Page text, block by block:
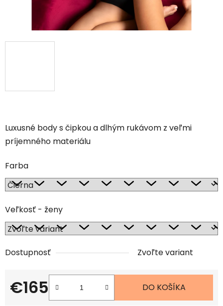
Luxusné body s čipkou a dlhým rukávom z veľmi
príjemného materiálu
Farba
Veľkosť - ženy
Dostupnosť Zvoľte variant
€165
Jednotková cena:
DO KOŠÍKA